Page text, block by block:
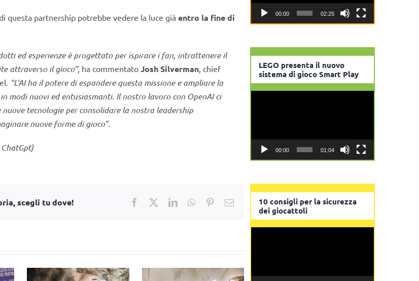
questa partnership potrebbe vedere la luce giàentro la fine di
ed esperienze è progettato per ispirare i fan, intrattenere il
attraverso il gioco”, ha commentato Josh Silverman, chief
“L’AI ha il potere di espandere questa missione e ampliare la
modi nuovi ed entusiasmanti. Il nostro lavoro con OpenAI ci
tecnologie per consolidare la nostra leadership
nuove forme di gioco”.
scegli tu dove! Facebook LinkedInWhatsApp
PinterestEmail
00:00 02:25
LEGO presenta il nuovo
sistema di gioco Smart Play
00:00 01:04
10 consigli per la sicurezza
dei giocattoli